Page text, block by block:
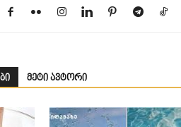
მეტი ავტორი